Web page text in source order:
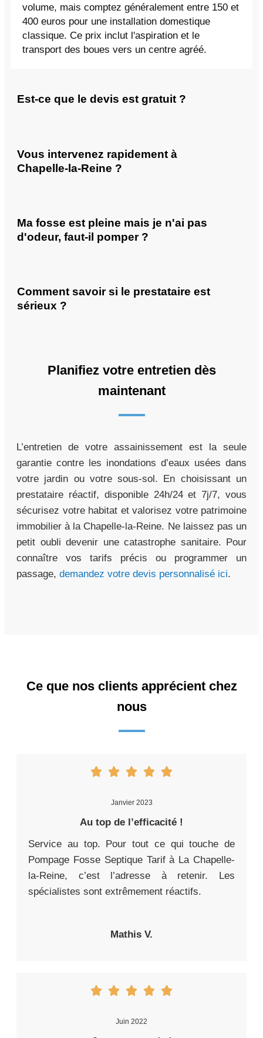
volume, mais comptez généralement entre 150 et
400 euros pour une installation domestique
classique. Ce prix inclut l'aspiration et le
transport des boues vers un centre agréé.
Est-ce que le devis est gratuit ?
Vous intervenez rapidement à
Chapelle-la-Reine ?
Ma fosse est pleine mais je n'ai pas
d'odeur, faut-il pomper ?
Comment savoir si le prestataire est
sérieux ?
Planifiez votre entretien dès
maintenant
L’entretien de votre assainissement est la seule
garantie contre les inondations d’eaux usées dans
votre jardin ou votre sous-sol. En choisissant un
prestataire réactif, disponible 24h/24 et 7j/7, vous
sécurisez votre habitat et valorisez votre patrimoine
immobilier à la Chapelle-la-Reine. Ne laissez pas un
petit oubli devenir une catastrophe sanitaire. Pour
connaître vos tarifs précis ou programmer un
passage, demandez votre devis personnalisé ici.
Ce que nos clients apprécient chez
nous
Janvier 2023
Au top de l’efficacité !
Service au top. Pour tout ce qui touche de
Pompage Fosse Septique Tarif à La Chapelle-
la-Reine, c’est l’adresse à retenir. Les
spécialistes sont extrêmement réactifs.
Mathis V.
Juin 2022